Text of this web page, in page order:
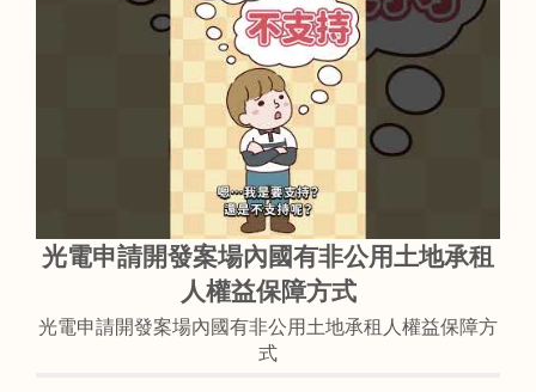
光電申請開發案場內國有非公用土地承租
人權益保障方式
光電申請開發案場內國有非公用土地承租人權益保障方
式